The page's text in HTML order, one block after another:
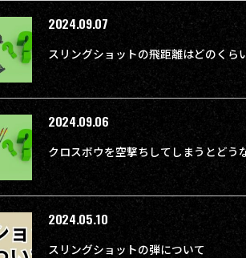
2024.09.07
スリングショットの飛距離はどのくら
2024.09.06
クロスボウを空撃ちしてしまうとどう
2024.05.10
スリングショットの弾について